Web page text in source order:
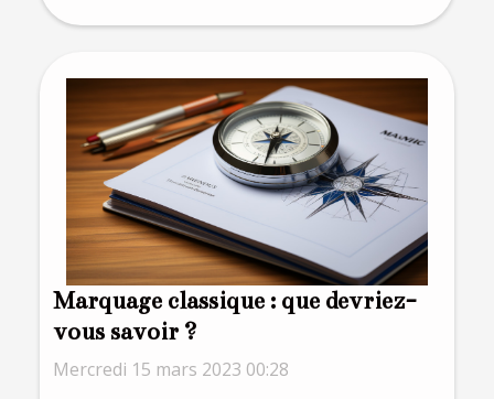
Marquage classique : que devriez-
vous savoir ?
Mercredi 15 mars 2023 00:28